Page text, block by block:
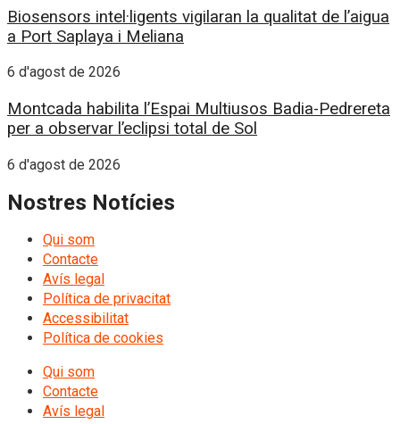
Biosensors intel·ligents vigilaran la qualitat de l’aigua
a Port Saplaya i Meliana
6 d'agost de 2026
Montcada habilita l’Espai Multiusos Badia-Pedrereta
per a observar l’eclipsi total de Sol
6 d'agost de 2026
Nostres Notícies
Qui som
Contacte
Avís legal
Política de privacitat
Accessibilitat
Política de cookies
Qui som
Contacte
Avís legal